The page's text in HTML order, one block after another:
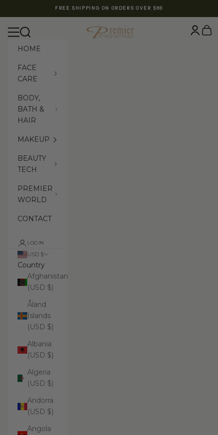
FREE SHIPPING ON ORDERS OVER $69
Premier Dead Sea International Website
Navigation menu
Search Login
Cart
HOME
FACE
CARE
BODY,
BATH &
HAIR
MAKEUP
BEAUTY
TECH
PREMIER
WORLD
CONTACT
LOGIN
USD $
Country
Afghanistan
(USD $)
Åland
Islands
(USD $)
Albania
(USD $)
Algeria
(USD $)
Andorra
(USD $)
Angola